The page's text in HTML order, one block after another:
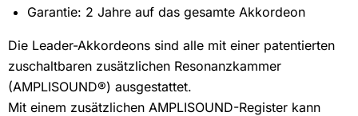
Garantie: 2 Jahre auf das gesamte Akkordeon
Die Leader-Akkordeons sind alle mit einer patentierten
zuschaltbaren zusätzlichen Resonanzkammer
(AMPLISOUND®) ausgestattet.
Mit einem zusätzlichen AMPLISOUND-Register kann